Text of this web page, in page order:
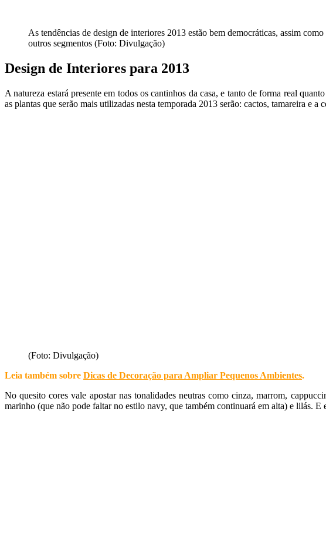
As tendências de design de interiores 2013 estão bem democráticas, assim
outros segmentos (Foto: Divulgação)
Design de Interiores para 2013
A natureza estará presente em todos os cantinhos da casa, e tanto de forma real
as plantas que serão mais utilizadas nesta temporada 2013 serão: cactos, tamareira e
(Foto: Divulgação)
Leia também sobre Dicas de Decoração para Ampliar Pequenos Ambientes.
No quesito cores vale apostar nas tonalidades neutras como cinza, marrom,
marinho (que não pode faltar no estilo navy, que também continuará em alta) e lilás. E